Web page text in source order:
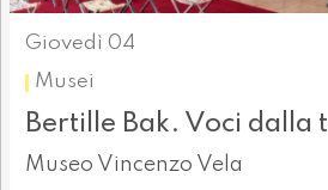
Giovedì 04
Musei
Bertille Bak. Voci dalla
Museo Vincenzo Vela